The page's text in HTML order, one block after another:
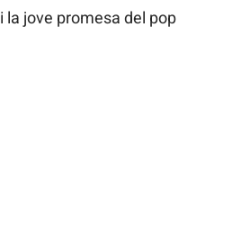
i la jove promesa del pop